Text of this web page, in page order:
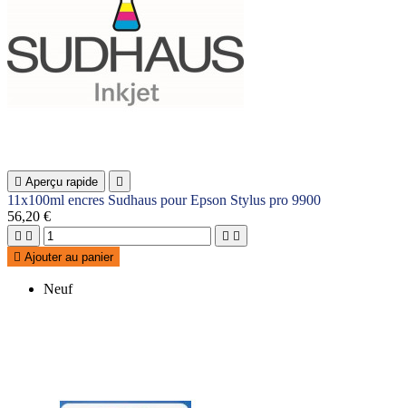
 Aperçu rapide 
11x100ml encres Sudhaus pour Epson Stylus pro 9900
56,20 €
   
 Ajouter au panier
Neuf